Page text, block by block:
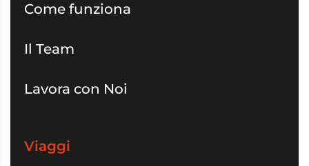
Come funziona
Il Team
Lavora con Noi
Viaggi